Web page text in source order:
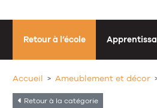
Retour à l’école
Accueil Ameublement et décor
Retour à la catégorie